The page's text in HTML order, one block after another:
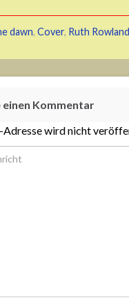
dawn, Cover, Ruth Rowland
einen Kommentar
Adresse wird nicht